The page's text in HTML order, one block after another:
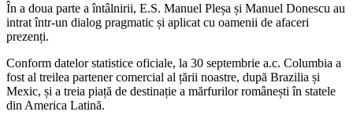
În a doua parte a întâlnirii, E.S. Manuel Pleșa și Manuel Donescu au
intrat într-un dialog pragmatic și aplicat cu oamenii de afaceri
prezenți.
Conform datelor statistice oficiale, la 30 septembrie a.c. Columbia a
fost al treilea partener comercial al țării noastre, după Brazilia și
Mexic, și a treia piață de destinație a mărfurilor românești în statele
din America Latină.